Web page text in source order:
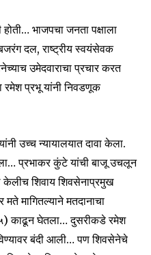
Followers
होती… भाजपचा जनता पक्षाला
बजरंग दल, राष्ट्रीय स्वयंसेवक
उमेदवाराचा प्रचार करत
प्रभू यांनी निवडणूक
उच्च न्यायालयात दावा केला.
प्रभाकर कुंटे यांची बाजू उचलून
केलीच शिवाय शिवसेनाप्रमुख
मते मागितल्याने मतदानाचा
काढून घेतला… दुसरीकडे रमेश
बंदी आली… पण शिवसेनेचे